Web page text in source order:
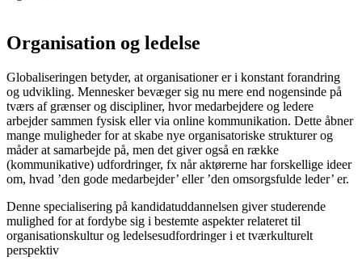
Organisation og ledelse
Globaliseringen betyder, at organisationer er i konstant forandring
og udvikling. Mennesker bevæger sig nu mere end nogensinde på
tværs af grænser og discipliner, hvor medarbejdere og ledere
arbejder sammen fysisk eller via online kommunikation. Dette åbner
mange muligheder for at skabe nye organisatoriske strukturer og
måder at samarbejde på, men det giver også en række
(kommunikative) udfordringer, fx når aktørerne har forskellige ideer
om, hvad ’den gode medarbejder’ eller ’den omsorgsfulde leder’ er.
Denne specialisering på kandidatuddannelsen giver studerende
mulighed for at fordybe sig i bestemte aspekter relateret til
organisationskultur og ledelsesudfordringer i et tværkulturelt
perspektiv